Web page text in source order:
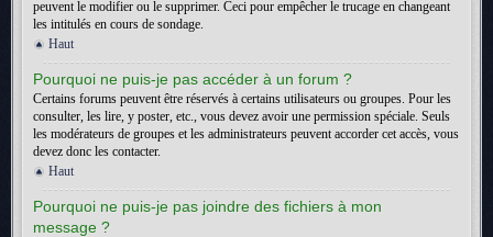
peuvent le modifier ou le supprimer. Ceci pour empêcher le trucage en changeant
les intitulés en cours de sondage.
Haut
Pourquoi ne puis-je pas accéder à un forum ?
Certains forums peuvent être réservés à certains utilisateurs ou groupes. Pour les
consulter, les lire, y poster, etc., vous devez avoir une permission spéciale. Seuls
les modérateurs de groupes et les administrateurs peuvent accorder cet accès, vous
devez donc les contacter.
Haut
Pourquoi ne puis-je pas joindre des fichiers à mon
message ?